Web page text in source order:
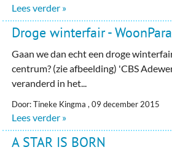
Lees verder »
Droge winterfair -
Gaan we dan echt een droge
centrum? (zie afbeelding) 'CBS
veranderd in het...
Door: Tineke Kingma , 09 december 2015
Lees verder »
A STAR IS BORN